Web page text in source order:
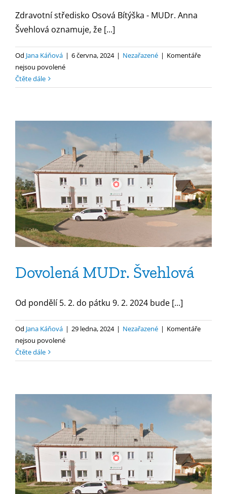
Zdravotní středisko Osová Bítýška - MUDr. Anna
Švehlová oznamuje, že [...]
Od Jana Káňová | 6 června, 2024 | Nezařazené | Komentáře
nejsou povolenéu
s
–
MUDr.
Švehlová
Čtěte dále
Dovolená MUDr. Švehlová
Od pondělí 5. 2. do pátku 9. 2. 2024 bude [...]
Od Jana Káňová | 29 ledna, 2024 | Nezařazené | Komentáře
nejsou povolenéu
s
Švehlová
Čtěte dále